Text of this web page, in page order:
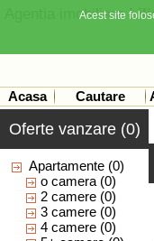
Agentia imobiliara
Acasa Cautare
Oferte vanzare (0)
Apartamente (0)
o camera (0)
2 camere (0)
3 camere (0)
4 camere (0)
Acest site